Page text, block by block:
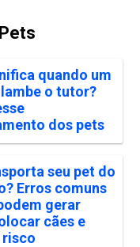
quando um
o tutor?
dos pets
seu pet do
Erros comuns
gerar
cães e
risco